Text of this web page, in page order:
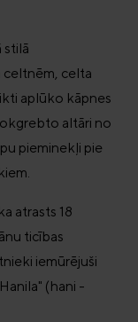
stilā
celtnēm, celta
aplūko kāpnes
altāri no
pieminekļi pie
atrasts 18
ticības
iemūrējuši
(hani -